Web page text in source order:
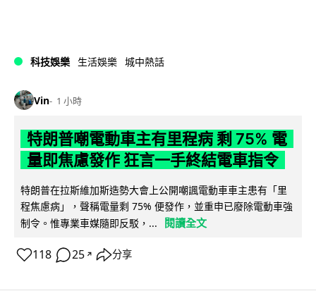
科技娛樂 生活娛樂 城中熱話
Vin 1 小時
特朗普嘲電動車主有里程病 剩 75% 電
量即焦慮發作 狂言一手終結電車指令
特朗普在拉斯維加斯造勢大會上公開嘲諷電動車車主患有「里
程焦慮病」，聲稱電量剩 75% 便發作，並重申已廢除電動車強
制令。惟專業車媒隨即反駁，...
閱讀全文
118 25 ↗ 分享